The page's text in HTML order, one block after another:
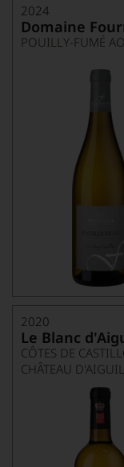
2024
Domaine
POUILLY-FUMÉ
2020
Le Blanc
CÔTES DE
CHÂTEAU